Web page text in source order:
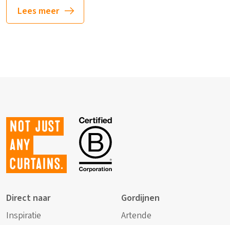
Lees meer
Not just
any
curtains.
Direct naar
Inspiratie
Gordijnen
Artende